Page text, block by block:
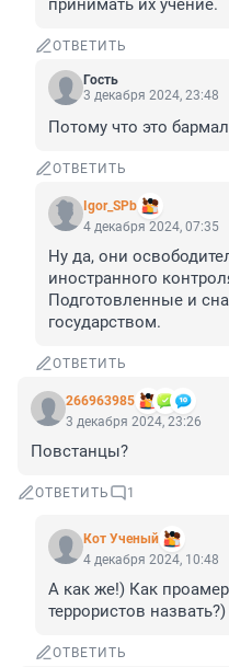
принимать их учение.
ОТВЕТИТЬ
Гость
3 декабря 2024, 23:48
Потому что это
ОТВЕТИТЬ
Igor_SPb
4 декабря 2024, 07:35
Ну да, они
иностранного
Подготовленные и
государством.
ОТВЕТИТЬ
266963985
3 декабря 2024, 23:26
Повстанцы?
ОТВЕТИТЬ 1
Кот Ученый
4 декабря 2024, 10:48
А как же!) Как
террористов назвать?)
ОТВЕТИТЬ